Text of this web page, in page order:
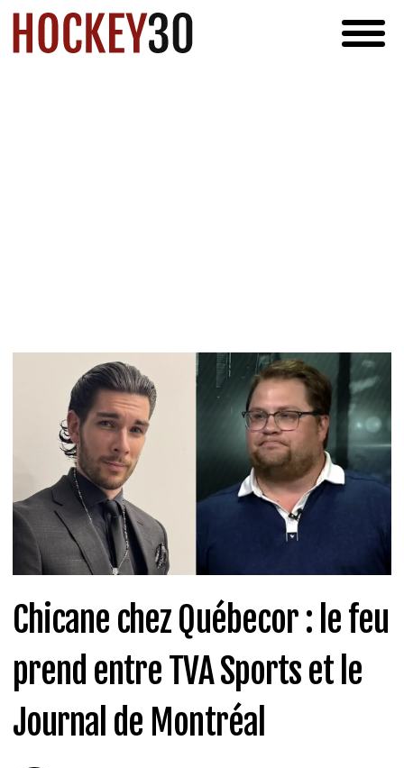
Chicane chez Québecor : le feu
prend entre TVA Sports et le
Journal de Montréal